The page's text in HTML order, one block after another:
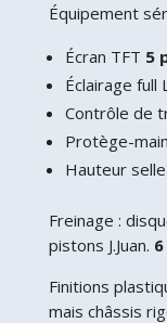
Équipement
Écran TFT 5
Éclairage full
Contrôle de
Protège-
Hauteur selle
Freinage :
pistons J.Juan.
Finitions
mais châssis